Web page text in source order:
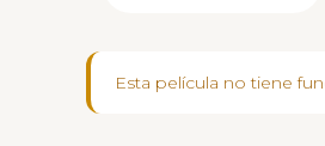
Esta película no tiene